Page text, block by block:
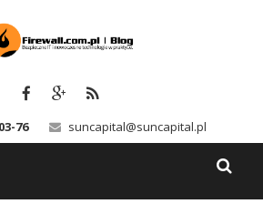
76 suncapital@suncapital.pl